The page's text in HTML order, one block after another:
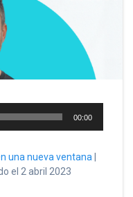
00:00
una nueva ventana|
el 2 abril 2023